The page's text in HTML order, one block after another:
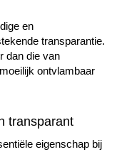
en
transparantie.
dan die van
ontvlambaar
transparant
eigenschap bij